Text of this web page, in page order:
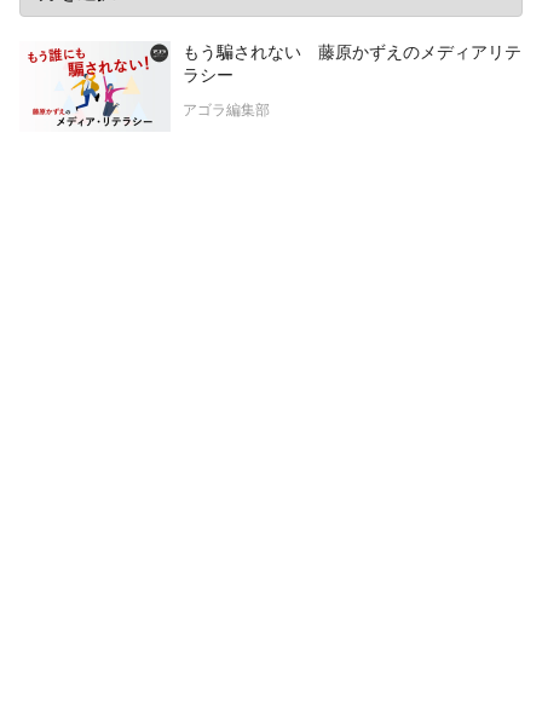
もう騙されない 藤原かずえのメディアリテ
ラシー
アゴラ編集部